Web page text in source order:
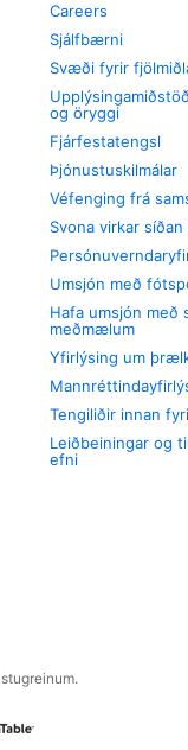
Careers
Sjálfbærni
Svæði fyrir
og öryggi
Fjárfestatengsl
Þjónustuskilmálar
Véfenging frá
Svona virkar síðan
Umsjón með
Hafa umsjón með
meðmælum
Yfirlýsing um
Tengiliðir innan
Leiðbeiningar og
efni